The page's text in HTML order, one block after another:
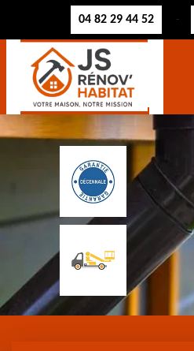
04 82 29 44 52 -